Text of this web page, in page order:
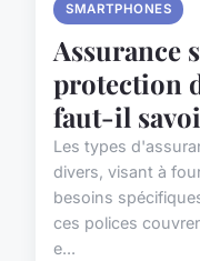
SMARTPHONES
Assurance
protection
faut-il
Les types
divers, visant à
besoins
ces polices
e...